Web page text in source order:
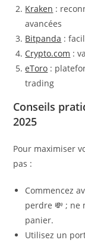
Kraken :
avancées
Bitpanda :
Crypto.com :
eToro :
trading
Conseils
2025
Pour maximiser
pas :
Commencez
perdre 💸 ; ne
panier.
Utilisez un